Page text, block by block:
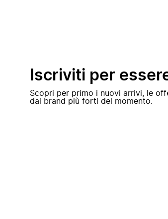
Iscriviti per
Scopri per primo i nuovi arrivi, le
dai brand più forti del momento.